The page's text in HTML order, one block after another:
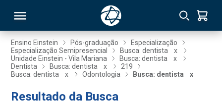
Ensino Einstein Pós-graduação
Especialização
Especialização Semipresencial
Busca: dentista
x
Unidade Einstein - Vila Mariana
Busca: dentista
x
Dentista
Busca: dentista x
219
Busca: dentista
x Odontologia Busca: dentista x
Resultado da Busca